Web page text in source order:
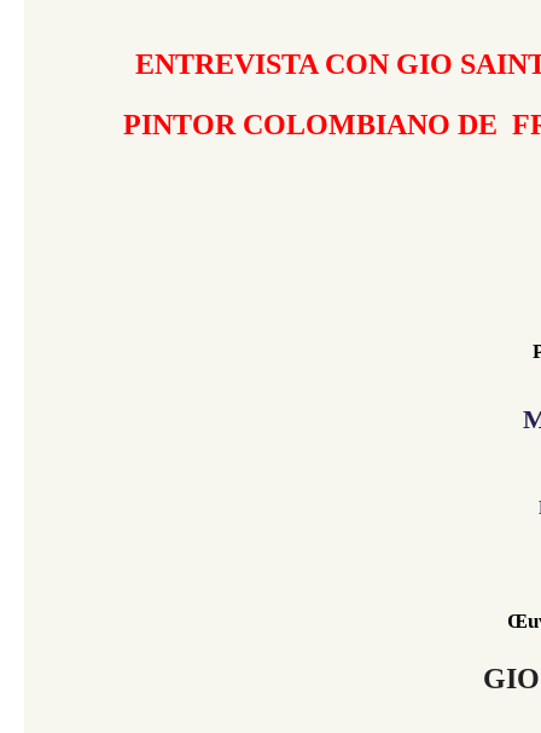
ENTREVISTA CON GIO
PINTOR COLOMBIANO DE